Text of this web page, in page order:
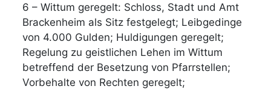
6 – Wittum geregelt: Schloss, Stadt und Amt
Brackenheim als Sitz festgelegt; Leibgedinge
von 4.000 Gulden; Huldigungen geregelt;
Regelung zu geistlichen Lehen im Wittum
betreffend der Besetzung von Pfarrstellen;
Vorbehalte von Rechten geregelt;